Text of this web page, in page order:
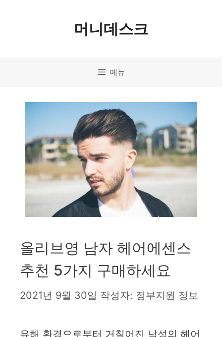
머니데스크
메뉴
올리브영 남자 헤어에센스
추천 5가지 구매하세요
2021년 9월 30일 작성자: 정부지원 정보
유해 환경으로부터 거칠어진 남성의 헤어